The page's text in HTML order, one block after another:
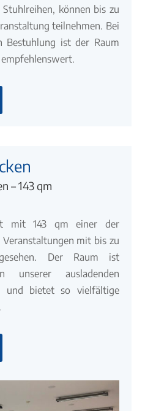
können bis zu
teilnehmen. Bei
Bestuhlung ist der Raum
– 143 qm
mit 143 qm einer der
mit bis zu
Der Raum ist
unserer ausladenden
und bietet so vielfältige